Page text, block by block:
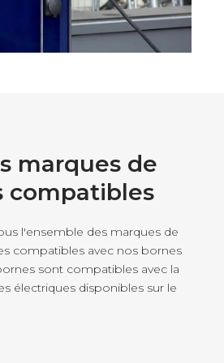
marques de
compatibles
l'ensemble des marques de
compatibles avec nos bornes
sont compatibles avec la
électriques disponibles sur le